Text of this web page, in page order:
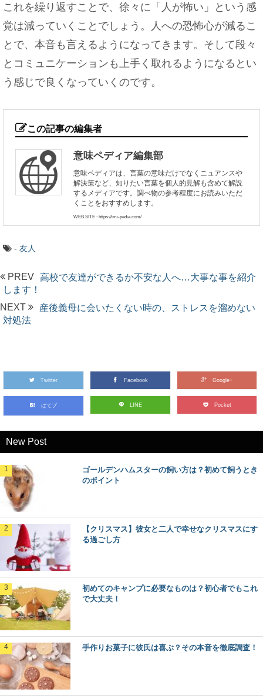
これを繰り返すことで、徐々に「人が怖い」という感
覚は減っていくことでしょう。人への恐怖心が減るこ
とで、本音も言えるようになってきます。そして段々
とコミュニケーションも上手く取れるようになるとい
う感じで良くなっていくのです。
この記事の編集者
意味ペディア編集部
意味ペディアは、言葉の意味だけでなくニュアンスや
解決策など、知りたい言葉を個人的見解も含めて解説
するメディアです。調べ物の参考程度にお読みいただ
くことをおすすめします。
WEB SITE : https://imi-pedia.com/
- 友人
PREV 高校で友達ができるか不安な人へ…大事な事を紹介
します！
NEXT
産後義母に会いたくない時の、ストレスを溜めない
対処法
Twitter Facebook Google+
はてブ LINE Pocket
New Post
ゴールデンハムスターの飼い方は？初めて飼うとき
のポイント
【クリスマス】彼女と二人で幸せなクリスマスにす
る過ごし方
初めてのキャンプに必要なものは？初心者でもこれ
で大丈夫！
手作りお菓子に彼氏は喜ぶ？その本音を徹底調査！